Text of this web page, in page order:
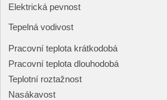
Elektrická pevnost
Tepelná vodivost
Pracovní teplota krátkodobá
Pracovní teplota dlouhodobá
Teplotní roztažnost
Nasákavost